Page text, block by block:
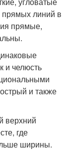
прямых линий в
прямые,
и челюсть
и также
верхний
где
ширины.